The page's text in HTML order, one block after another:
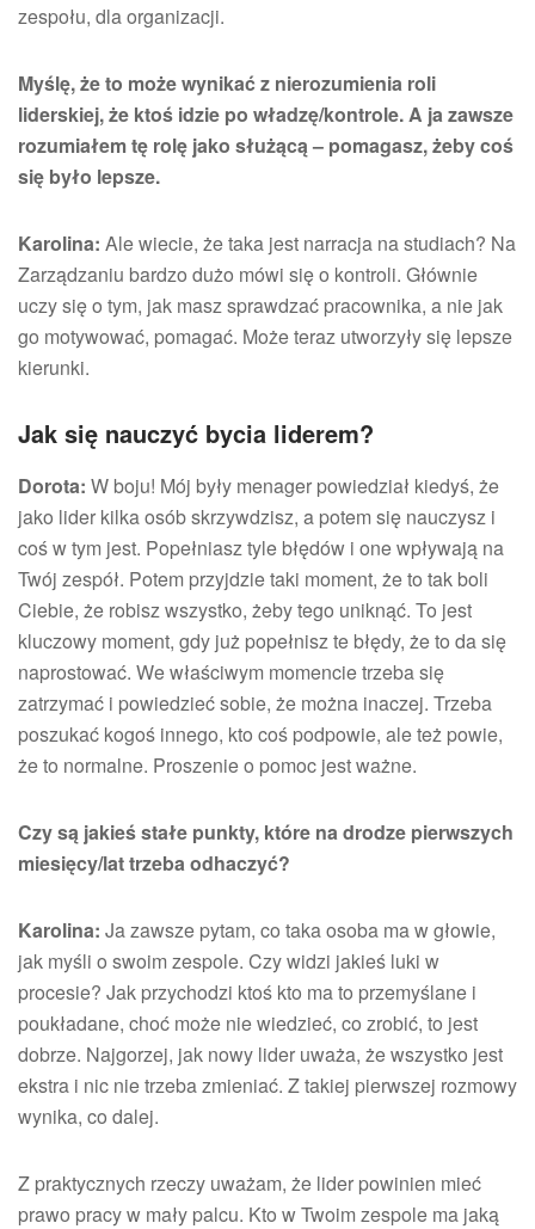
zespołu, dla organizacji.
Myślę, że to może wynikać z nierozumienia roli
liderskiej, że ktoś idzie po władzę/kontrole. A ja zawsze
rozumiałem tę rolę jako służącą – pomagasz, żeby coś
się było lepsze.
Karolina: Ale wiecie, że taka jest narracja na studiach? Na
Zarządzaniu bardzo dużo mówi się o kontroli. Głównie
uczy się o tym, jak masz sprawdzać pracownika, a nie jak
go motywować, pomagać. Może teraz utworzyły się lepsze
kierunki.
Jak się nauczyć bycia liderem?
Dorota: W boju! Mój były menager powiedział kiedyś, że
jako lider kilka osób skrzywdzisz, a potem się nauczysz i
coś w tym jest. Popełniasz tyle błędów i one wpływają na
Twój zespół. Potem przyjdzie taki moment, że to tak boli
Ciebie, że robisz wszystko, żeby tego uniknąć. To jest
kluczowy moment, gdy już popełnisz te błędy, że to da się
naprostować. We właściwym momencie trzeba się
zatrzymać i powiedzieć sobie, że można inaczej. Trzeba
poszukać kogoś innego, kto coś podpowie, ale też powie,
że to normalne. Proszenie o pomoc jest ważne.
Czy są jakieś stałe punkty, które na drodze pierwszych
miesięcy/lat trzeba odhaczyć?
Karolina: Ja zawsze pytam, co taka osoba ma w głowie,
jak myśli o swoim zespole. Czy widzi jakieś luki w
procesie? Jak przychodzi ktoś kto ma to przemyślane i
poukładane, choć może nie wiedzieć, co zrobić, to jest
dobrze. Najgorzej, jak nowy lider uważa, że wszystko jest
ekstra i nic nie trzeba zmieniać. Z takiej pierwszej rozmowy
wynika, co dalej.
Z praktycznych rzeczy uważam, że lider powinien mieć
prawo pracy w mały palcu. Kto w Twoim zespole ma jaką